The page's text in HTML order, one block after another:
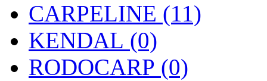
CARPELINE (11)
KENDAL (0)
RODOCARP (0)